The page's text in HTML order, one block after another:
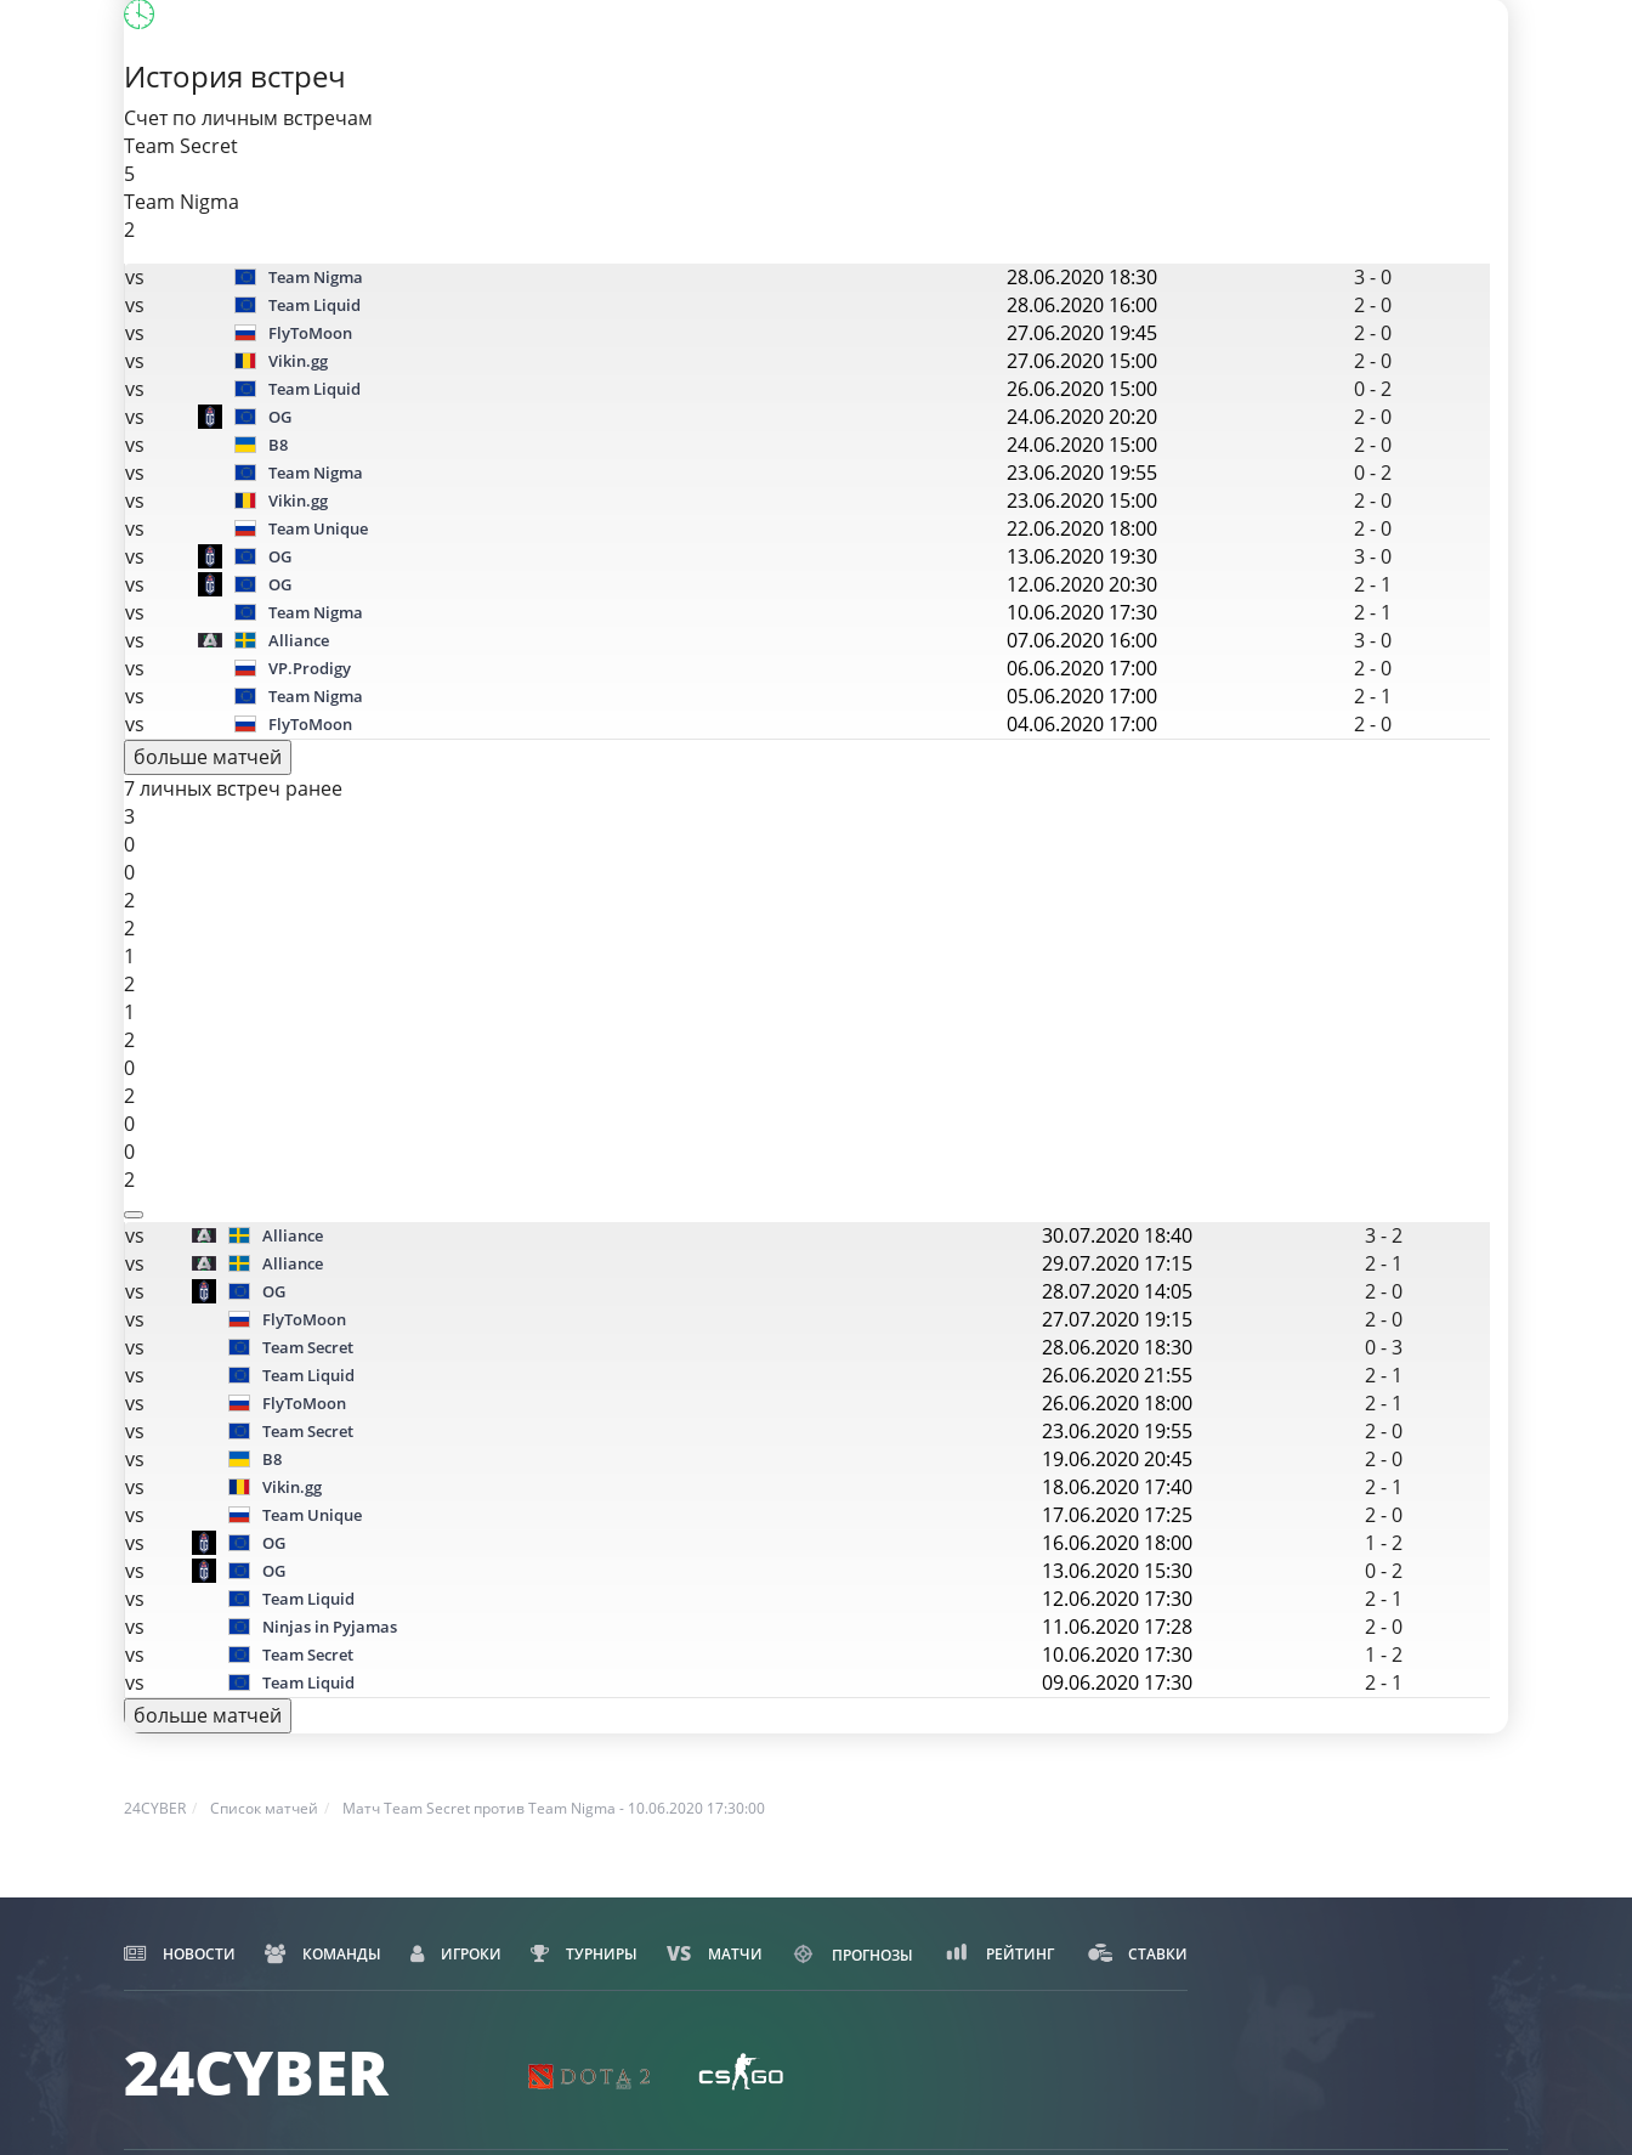
История встреч
Счет по личным встречам
Team Secret
5
Team Nigma
2
vs
Team Nigma 28.06.2020 18:30 3-0
vs
Team Liquid 28.06.2020 16:00 2-0
vs
FlyToMoon 27.06.2020 19:45 2-0
vs
Vikin.gg 27.06.2020 15:00 2-0
vs
Team Liquid 26.06.2020 15:00 0-2
vs
OG 24.06.2020 20:20 2-0
vs
B8 24.06.2020 15:00 2-0
vs
Team Nigma 23.06.2020 19:55 0-2
vs
Vikin.gg 23.06.2020 15:00 2-0
vs
Team Unique 22.06.2020 18:00 2-0
vs
OG 13.06.2020 19:30 3-0
vs
OG 12.06.2020 20:30 2- 1
vs
Team Nigma 10.06.2020 17:30 2- 1
vs
Alliance 07.06.2020 16:00 3-0
vs
VP.Prodigy 06.06.2020 17:00 2-0
vs
Team Nigma 05.06.2020 17:00 2- 1
vs
FlyToMoon 04.06.2020 17:00 2-0
больше матчей
7 личных встреч ранее
3
0
0
2
2
1
2
1
2
0
2
0
0
2
vs Alliance 30.07.2020 18:40 3-2
vs
Alliance 29.07.2020 17:15 2- 1
vs
OG 28.07.2020 14:05 2-0
vs
FlyToMoon 27.07.2020 19:15 2-0
vs
Team Secret 28.06.2020 18:30 0-3
vs
Team Liquid 26.06.2020 21:55 2- 1
vs
FlyToMoon 26.06.2020 18:00 2- 1
vs
Team Secret 23.06.2020 19:55 2-0
vs
B8 19.06.2020 20:45 2-0
vs
Vikin.gg 18.06.2020 17:40 2- 1
vs
Team Unique 17.06.2020 17:25 2-0
vs
OG 16.06.2020 18:00 1 -2
vs
OG 13.06.2020 15:30 0-2
vs
Team Liquid 12.06.2020 17:30 2- 1
vs
Ninjas in Pyjamas 11.06.2020 17:28 2-0
vs
Team Secret 10.06.2020 17:30 1 -2
vs
Team Liquid 09.06.2020 17:30 2- 1
больше матчей
24CYBER Список матчей Матч Team Secret против Team Nigma - 10.06.2020 17:30:00
НОВОСТИ КОМАНДЫ ИГРОКИ ТУРНИРЫ МАТЧИ ПРОГНОЗЫ РЕЙТИНГ СТАВКИ
24CYBER